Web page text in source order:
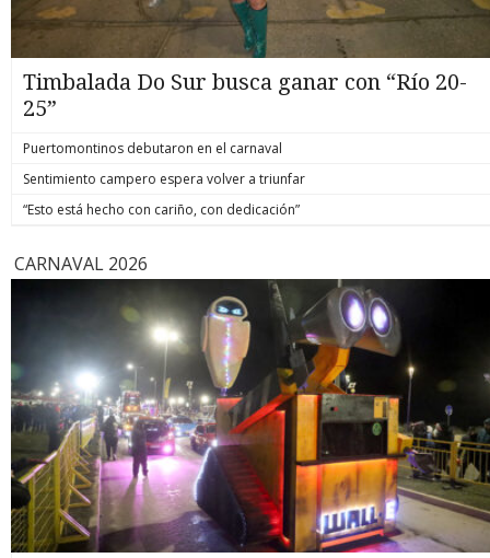
Timbalada Do Sur busca ganar con “Río 20-
25”
Puertomontinos debutaron en el carnaval
Sentimiento campero espera volver a triunfar
“Esto está hecho con cariño, con dedicación”
CARNAVAL 2026